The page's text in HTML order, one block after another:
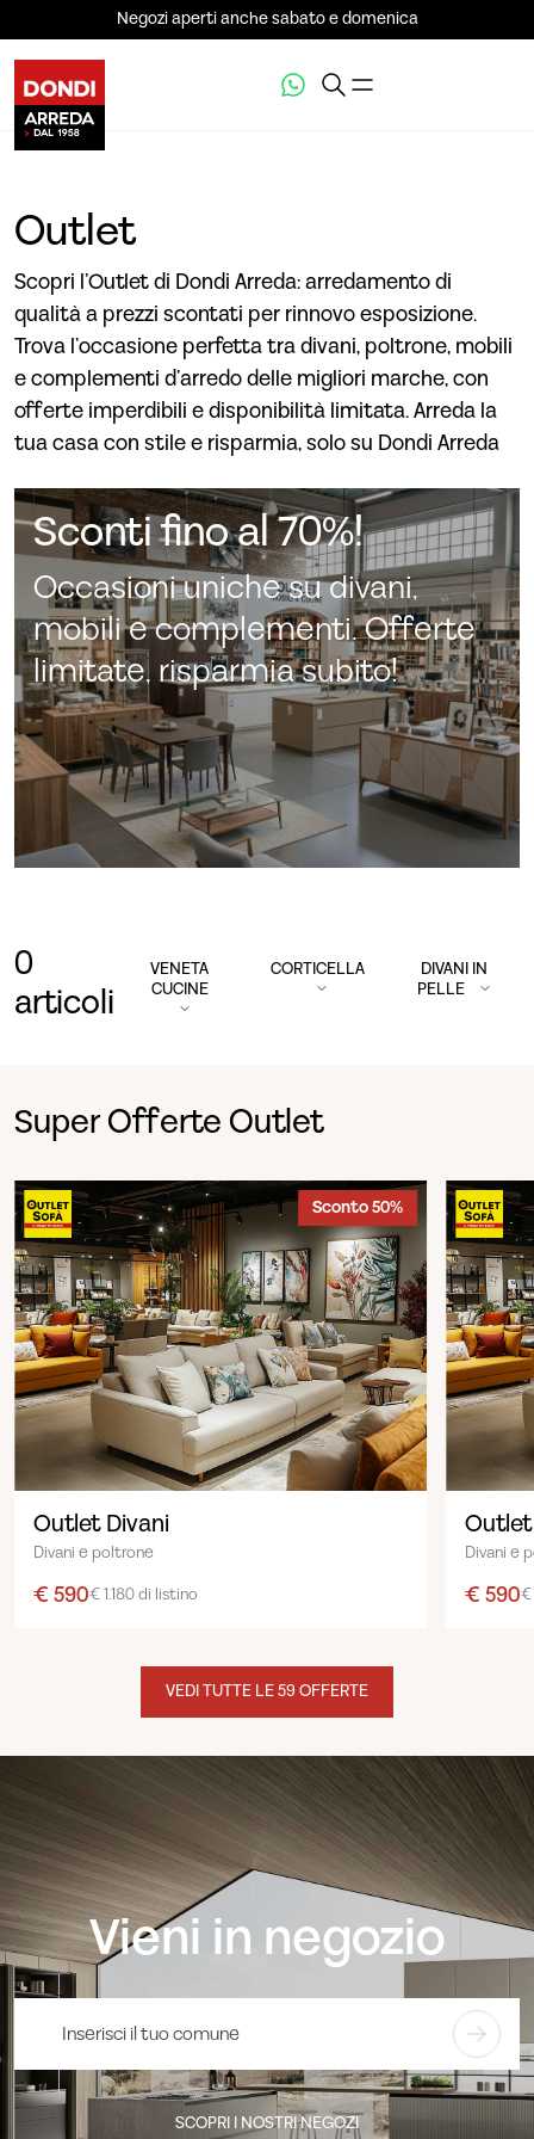
Negozi aperti anche sabato e domenica
Outlet
Scopri l’Outlet di Dondi Arreda: arredamento di
qualità a prezzi scontati per rinnovo esposizione.
Trova l’occasione perfetta tra divani, poltrone, mobili
e complementi d’arredo delle migliori marche, con
offerte imperdibili e disponibilità limitata. Arreda la
tua casa con stile e risparmia, solo su Dondi Arreda
Sconti fino al 70%!
Occasioni uniche su divani,
mobili e complementi. Offerte
limitate, risparmia subito!
0
articoli
VENETA
CUCINE
CORTICELLA
DIVANI IN
PELLE
Super Offerte Outlet
Sconto 50%
Outlet Divani
Divani e poltrone
€ 590€ 1.180 di listino
Divani e
€ 590€
VEDI TUTTE LE 59 OFFERTE
Vieni in negozio
SCOPRI I NOSTRI NEGOZI